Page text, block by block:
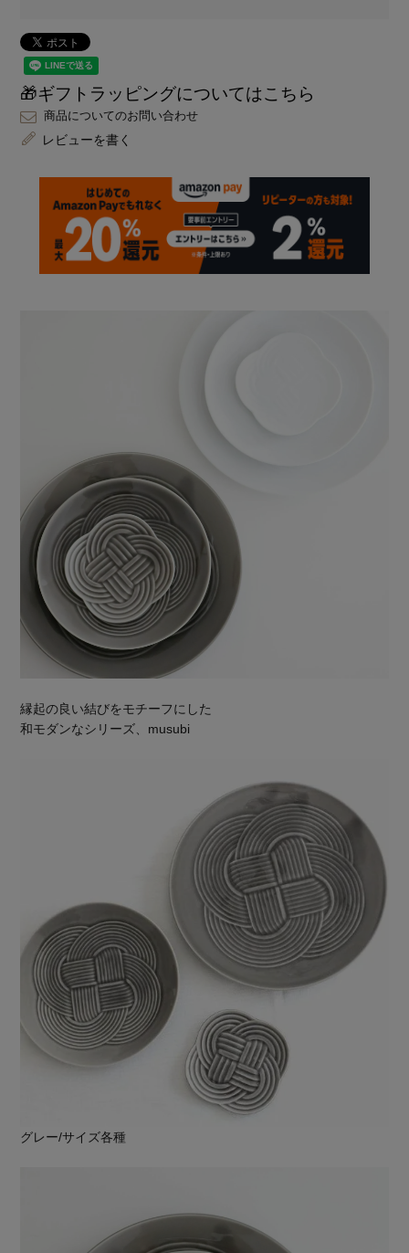
🎁ギフトラッピングについてはこちら
商品についてのお問い合わせ
レビューを書く
縁起の良い結びをモチーフにした
和モダンなシリーズ、musubi
グレー/サイズ各種